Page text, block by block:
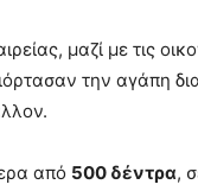
μαζί με τις
την αγάπη
από 500 δέντρα,